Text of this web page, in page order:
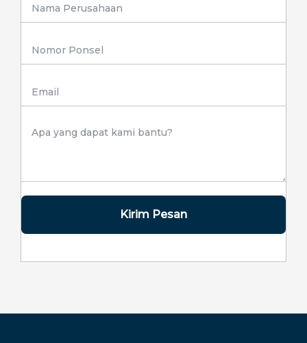
Kirim Pesan